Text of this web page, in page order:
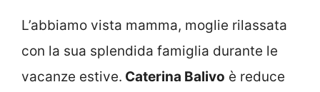
L’abbiamo vista mamma, moglie rilassata
con la sua splendida famiglia durante le
vacanze estive. Caterina Balivo è reduce